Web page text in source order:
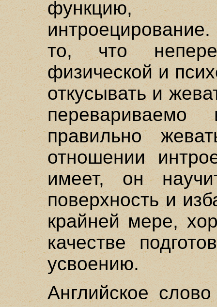
функцию,
то, что
физической и
откусывать и
правильно
отношении
имеет, он
поверхность и
крайней мере,
качестве
усвоению.
Английское